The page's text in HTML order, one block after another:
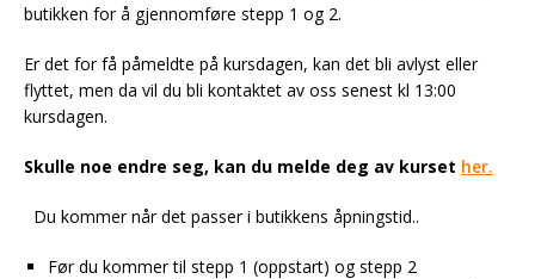
butikken for å gjennomføre stepp 1 og 2.
Er det for få påmeldte på kursdagen, kan det bli avlyst eller
flyttet, men da vil du bli kontaktet av oss senest kl 13:00
kursdagen.
Skulle noe endre seg, kan du melde deg av kurset her.
Du kommer når det passer i butikkens åpningstid..
Før du kommer til stepp 1 (oppstart) og stepp 2